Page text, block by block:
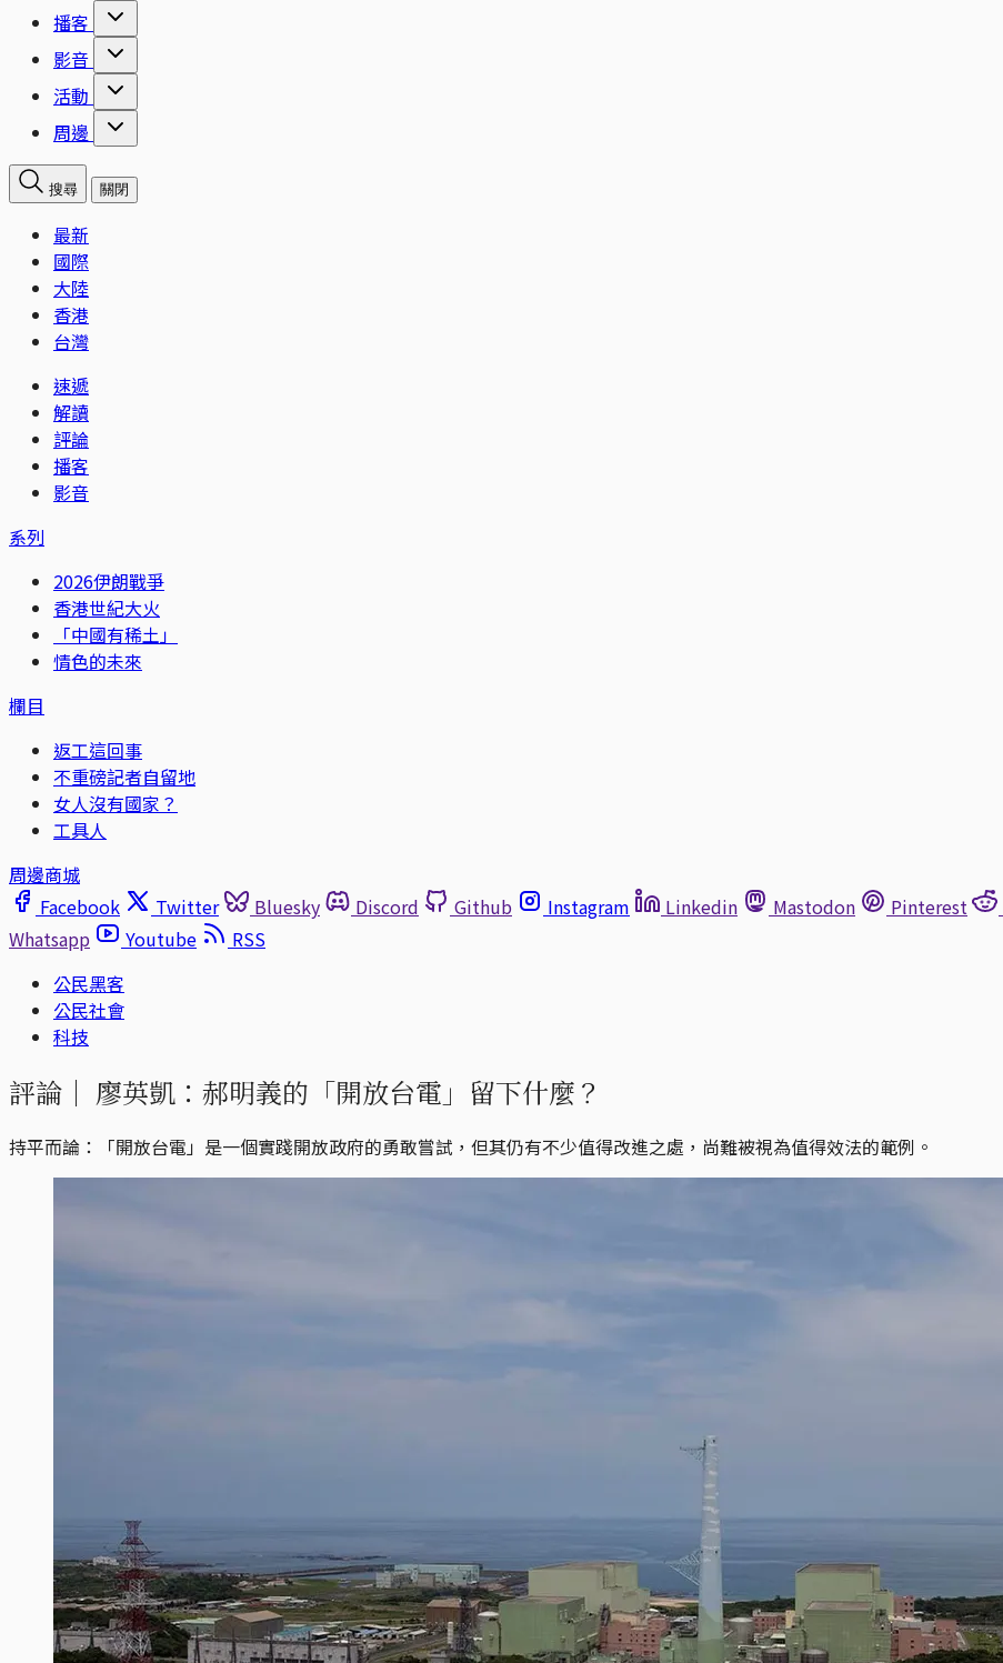
播客
影音
活動
周邊
搜尋 關閉
最新
國際
大陸
香港
台灣
速遞
解讀
評論
播客
影音
系列
2026伊朗戰爭
香港世紀大火
「中國有稀土」
情色的未來
欄目
返工這回事
不重磅記者自留地
女人沒有國家？
工具人
周邊商城
Facebook
Twitter Bluesky Discord Github Instagram Linkedin Mastodon Pinterest
Whatsapp
Youtube
RSS
公民黑客
公民社會
科技
評論｜ 廖英凱：郝明義的「開放台電」留下什麼？
持平而論：「開放台電」是一個實踐開放政府的勇敢嘗試，但其仍有不少值得改進之處，尚難被視為值得效法的範例。